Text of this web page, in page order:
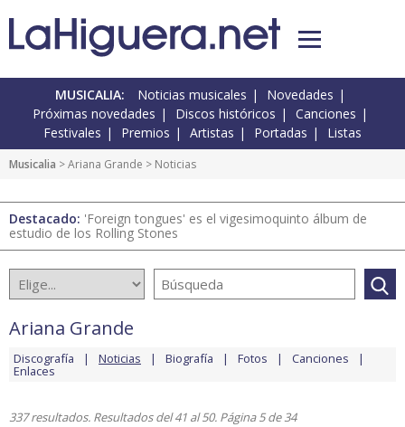
MUSICALIA: Noticias musicales
Novedades
Próximas novedades
Discos históricos
Canciones
Festivales
Premios Artistas Portadas Listas
Musicalia >Ariana Grande > Noticias
Destacado: 'Foreign tongues' es el vigesimoquinto álbum de
estudio de los Rolling Stones
Ariana Grande
Discografía Noticias Biografía Fotos Canciones
Enlaces
337 resultados. Resultados del 41 al 50. Página 5 de 34